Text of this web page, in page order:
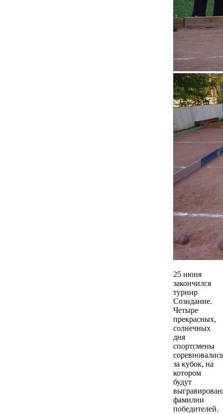
25 июня
закончился
турнир
Созидание.
Четыре
прекрасных,
солнечных
дня
спортсмены
соревновались
за кубок, на
котором
будут
фамилии
победителей.